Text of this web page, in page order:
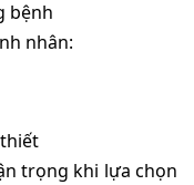
bệnh
nhân:
trọng khi lựa chọn